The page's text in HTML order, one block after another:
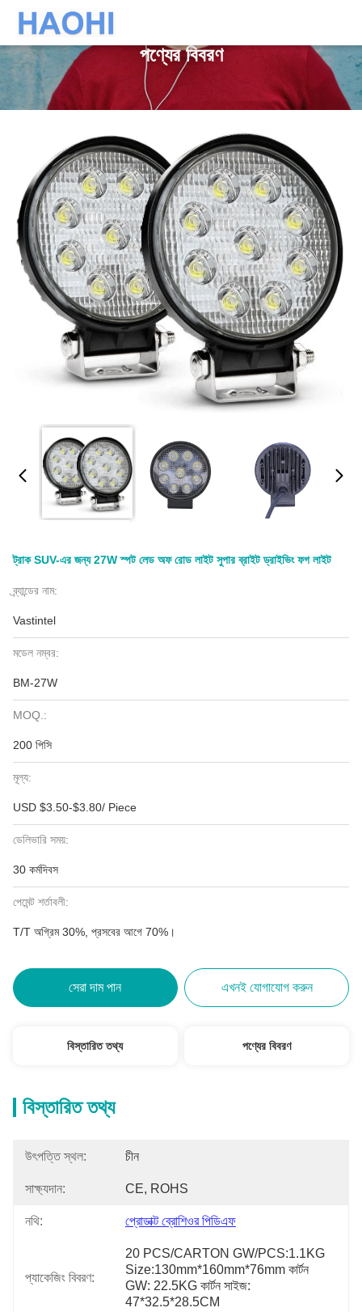
পণ্যের বিবরণ
ট্রাক SUV-এর জন্য 27W স্পট লেড অফ রোড লাইট সুপার ব্রাইট ড্রাইভিং ফগ লাইট
ব্র্যান্ডের নাম:
Vastintel
মডেল নম্বর:
BM-27W
MOQ.:
200 পিসি
মূল্য:
USD $3.50-$3.80/ Piece
ডেলিভারি সময়:
30 কর্মদিবস
পেমেন্ট শর্তাবলী:
T/T অগ্রিম 30%, প্রসবের আগে 70%।
সেরা দাম পান এখনই যোগাযোগ করুন
বিস্তারিত তথ্য পণ্যের বিবরণ
বিস্তারিত তথ্য
উৎপত্তি স্থল: চীন
সাক্ষ্যদান: CE, ROHS
নথি: প্রোডাক্ট ব্রোশিওর পিডিএফ
প্যাকেজিং বিবরণ:
20 PCS/CARTON GW/PCS:1.1KG
Size:130mm*160mm*76mm কার্টন
GW: 22.5KG কার্টন সাইজ:
47*32.5*28.5CM